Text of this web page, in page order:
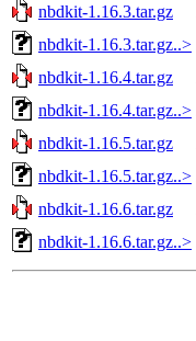
nbdkit-1.16.3.tar.gz
nbdkit-1.16.3.tar.gz..>
nbdkit-1.16.4.tar.gz
nbdkit-1.16.4.tar.gz..>
nbdkit-1.16.5.tar.gz
nbdkit-1.16.5.tar.gz..>
nbdkit-1.16.6.tar.gz
nbdkit-1.16.6.tar.gz..>